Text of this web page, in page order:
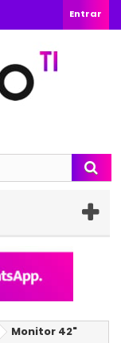
Entrar
Monitor 42"